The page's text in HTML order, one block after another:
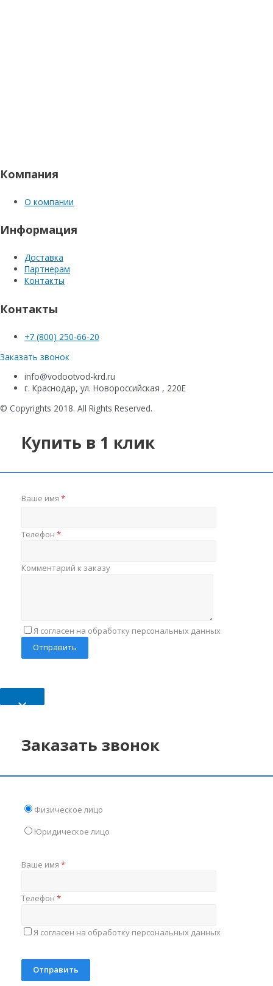
Компания
О компании
Информация
Доставка
Партнерам
Контакты
Контакты
+7 (800) 250-66-20
Заказать звонок
info@vodootvod-krd.ru
г. Краснодар, ул. Новороссийская , 220Е
© Copyrights 2018. All Rights Reserved.
Купить в 1 клик
Ваше имя *
Телефон *
Комментарий к заказу
Я согласен на обработку персональных данных
×
Заказать звонок
Физическое лицо
Юридическое лицо
Ваше имя *
Телефон *
Я согласен на обработку персональных данных